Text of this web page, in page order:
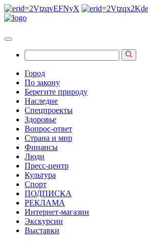
Город
По закону
Берегите природу
Наследие
Спецпроекты
Здоровье
Вопрос-ответ
Страна и мир
Финансы
Люди
Пресс-центр
Культура
Спорт
ПОДПИСКА
РЕКЛАМА
Интернет-магазин
Экскурсии
Выставки